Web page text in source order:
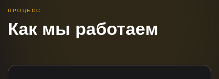
ПРОЦЕСС
Как мы работаем